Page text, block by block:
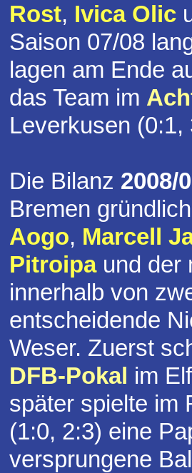
Rost, Ivica Olic
Saison 07/08
lagen am Ende
das Team im
Leverkusen (0:1,
Die Bilanz 2008/
Bremen
Aogo, Marcell
Pitroipaund der
innerhalb von
entscheidende
Weser. Zuerst
DFB-Pokal im
später spielte im
(1:0, 2:3) eine
versprungene